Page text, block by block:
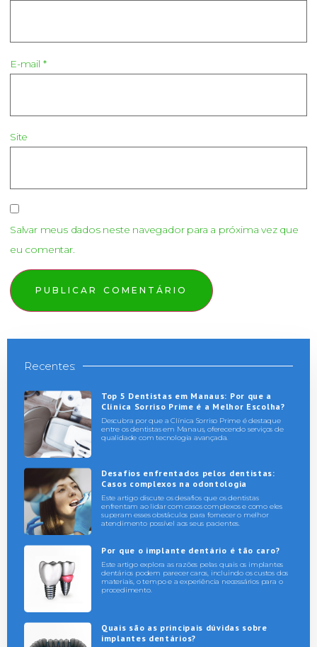
E-mail *
Site
Salvar meus dados neste navegador para a próxima vez que
eu comentar.
Recentes:
Top 5 Dentistas em Manaus: Por que a
Clínica Sorriso Prime é a Melhor Escolha?
Descubra por que a Clínica Sorriso Prime é destaque
entre os dentistas em Manaus, oferecendo serviços de
qualidade com tecnologia avançada.
Desafios enfrentados pelos dentistas:
Casos complexos na odontologia
Este artigo discute os desafios que os dentistas
enfrentam ao lidar com casos complexos e como eles
superam esses obstáculos para fornecer o melhor
atendimento possível aos seus pacientes.
Por que o implante dentário é tão caro?
Este artigo explora as razões pelas quais os implantes
dentários podem parecer caros, incluindo os custos dos
materiais, o tempo e a experiência necessários para o
procedimento.
Quais são as principais dúvidas sobre
implantes dentários?